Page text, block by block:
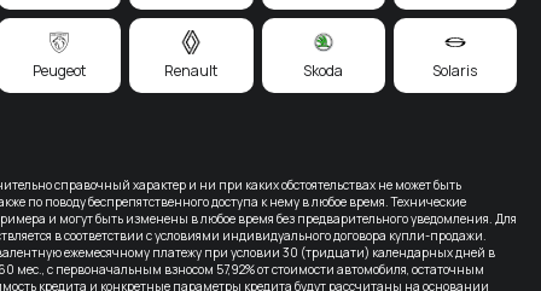
справочный характер и ни при каких обстоятельствах не может быть
по поводу беспрепятственного доступа к нему в любое время. Технические
и могут быть изменены в любое время без предварительного уведомления. Для
в соответствии с условиями индивидуального договора купли-продажи.
ежемесячному платежу при условии 30 (тридцати) календарных дней в
мес., с первоначальным взносом 57,92% от стоимости автомобиля, остаточным
кредита и конкретные параметры кредита будут рассчитаны на основании
Peugeot Renault Skoda Solaris